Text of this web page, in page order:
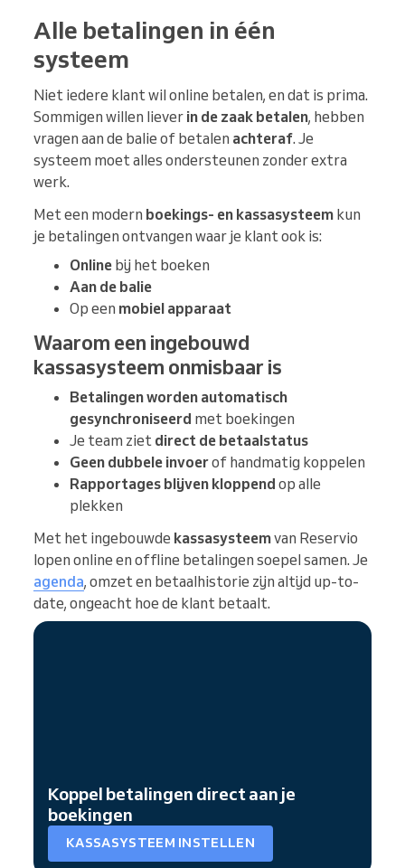
Alle betalingen in één
systeem
Niet iedere klant wil online betalen, en dat is prima.
Sommigen willen liever in de zaak betalen, hebben
vragen aan de balie of betalen achteraf. Je
systeem moet alles ondersteunen zonder extra
werk.
Met een modern boekings- en kassasysteem kun
je betalingen ontvangen waar je klant ook is:
Online bij het boeken
Aan de balie
Op een mobiel apparaat
Waarom een ingebouwd
kassasysteem onmisbaar is
Betalingen worden automatisch
gesynchroniseerd met boekingen
Je team ziet direct de betaalstatus
Geen dubbele invoerof handmatig koppelen
Rapportages blijven kloppend op alle
plekken
Met het ingebouwde kassasysteemvan Reservio
lopen online en offline betalingen soepel samen. Je
agenda, omzet en betaalhistorie zijn altijd up-to-
date, ongeacht hoe de klant betaalt.
Koppel betalingen direct aan je
boekingen
KASSASYSTEEM INSTELLEN